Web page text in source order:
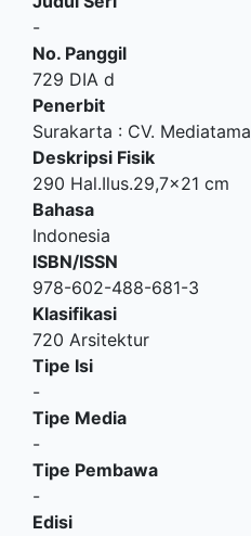
-
No. Panggil
729 DIA d
Penerbit
Surakarta : CV. Mediatama
Deskripsi Fisik
290 Hal.Ilus.29,7x21 cm
Bahasa
Indonesia
ISBN/ISSN
978-602-488-681-3
Klasifikasi
720 Arsitektur
Tipe Isi
-
Tipe Media
-
Tipe Pembawa
-
Edisi